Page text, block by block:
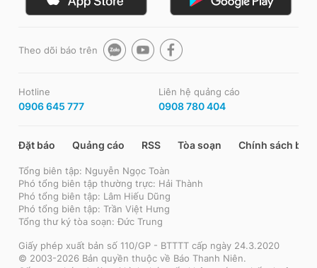
Theo dõi báo trên
Hotline
0906 645 777
Liên hệ quảng cáo
0908 780 404
Đặt báo Quảng cáo RSS Tòa soạn Chính sách bảo
Tổng biên tập: Nguyễn Ngọc Toàn
Phó tổng biên tập thường trực: Hải Thành
Phó tổng biên tập: Lâm Hiếu Dũng
Phó tổng biên tập: Trần Việt Hưng
Tổng thư ký tòa soạn: Đức Trung
Giấy phép xuất bản số 110/GP - BTTTT cấp ngày 24.3.2020
© 2003-2026 Bản quyền thuộc về Báo Thanh Niên.